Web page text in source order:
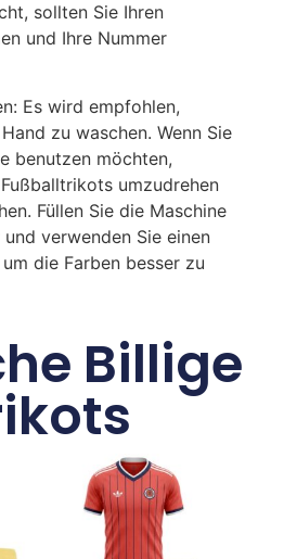
sollten Sie Ihren
und Ihre Nummer
Es wird empfohlen,
zu waschen. Wenn Sie
benutzen möchten,
umzudrehen
Füllen Sie die Maschine
verwenden Sie einen
die Farben besser zu
Billige